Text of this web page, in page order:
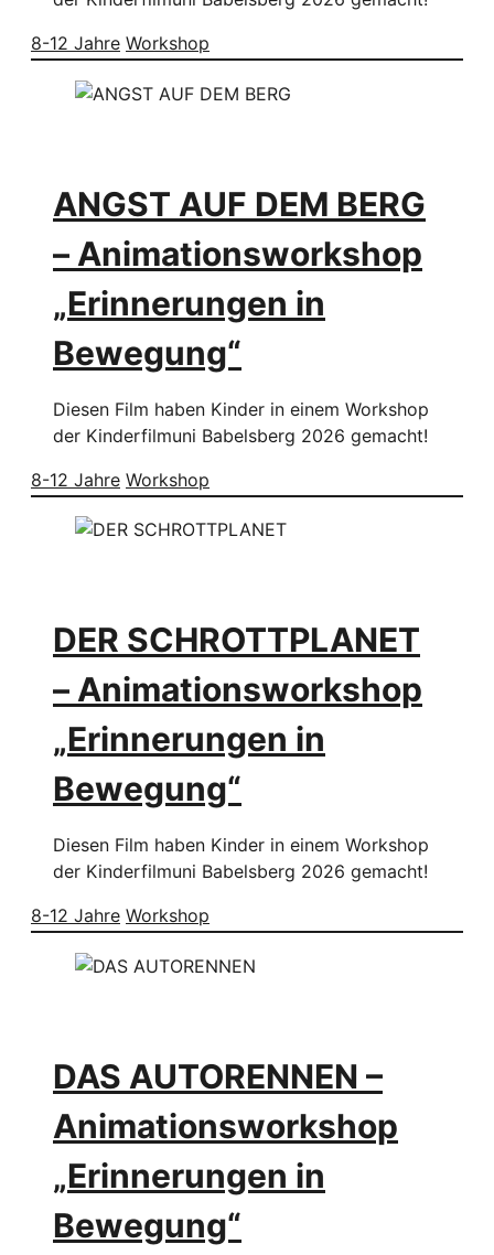
8-12 Jahre Workshop
ANGST AUF DEM BERG
– Animationsworkshop
„Erinnerungen in
Bewegung“
Diesen Film haben Kinder in einem Workshop
der Kinderfilmuni Babelsberg 2026 gemacht!
8-12 Jahre Workshop
DER SCHROTTPLANET
– Animationsworkshop
„Erinnerungen in
Bewegung“
Diesen Film haben Kinder in einem Workshop
der Kinderfilmuni Babelsberg 2026 gemacht!
8-12 Jahre Workshop
DAS AUTORENNEN –
Animationsworkshop
„Erinnerungen in
Bewegung“